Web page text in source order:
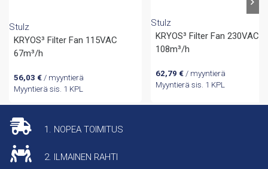
Stulz
KRYOS³ Filter Fan 115VAC
67m³/h
56,03 €/ myyntierä
Myyntierä sis. 1 KPL
Stulz
KRYOS³ Filter Fan 230VAC
108m³/h
62,79 € / myyntierä
Myyntierä sis. 1 KPL
1. NOPEA TOIMITUS
2. ILMAINEN RAHTI